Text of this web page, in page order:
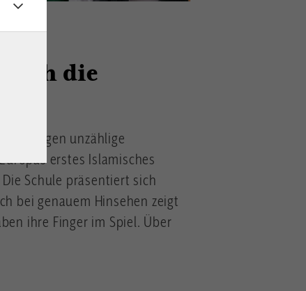
die
unzählige
erstes Islamisches
Schule präsentiert sich
bei genauem Hinsehen zeigt
ihre Finger im Spiel. Über